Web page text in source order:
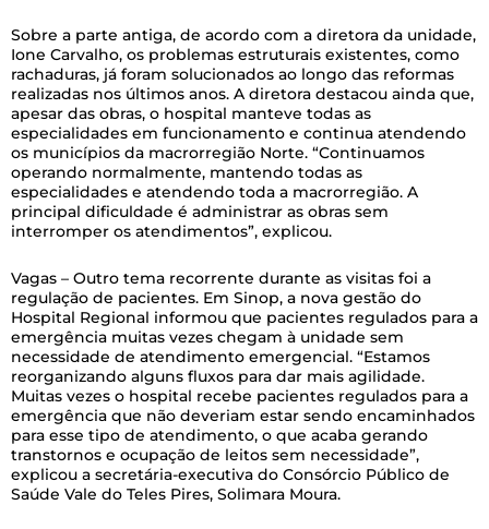
Sobre a parte antiga, de acordo com a diretora da unidade,
Ione Carvalho, os problemas estruturais existentes, como
rachaduras, já foram solucionados ao longo das reformas
realizadas nos últimos anos. A diretora destacou ainda que,
apesar das obras, o hospital manteve todas as
especialidades em funcionamento e continua atendendo
os municípios da macrorregião Norte. “Continuamos
operando normalmente, mantendo todas as
especialidades e atendendo toda a macrorregião. A
principal dificuldade é administrar as obras sem
interromper os atendimentos”, explicou.
Vagas – Outro tema recorrente durante as visitas foi a
regulação de pacientes. Em Sinop, a nova gestão do
Hospital Regional informou que pacientes regulados para a
emergência muitas vezes chegam à unidade sem
necessidade de atendimento emergencial. “Estamos
reorganizando alguns fluxos para dar mais agilidade.
Muitas vezes o hospital recebe pacientes regulados para a
emergência que não deveriam estar sendo encaminhados
para esse tipo de atendimento, o que acaba gerando
transtornos e ocupação de leitos sem necessidade”,
explicou a secretária-executiva do Consórcio Público de
Saúde Vale do Teles Pires, Solimara Moura.